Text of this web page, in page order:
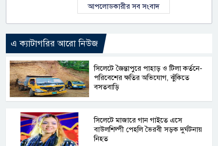
আপলোডকারীর সব সংবাদ
এ ক্যাটাগরির আরো নিউজ
সিলেটে জৈন্তাপুরে পাহাড় ও টিলা কর্তনে-
পরিবেশের ক্ষতির অভিযোগ, ঝুঁকিতে
বসতবাড়ি
সিলেটে মাজারে গান গাইতে এসে
বাউলশিল্পী পেহলি ভৈরবী সড়ক দুর্ঘটনায়
নিহত